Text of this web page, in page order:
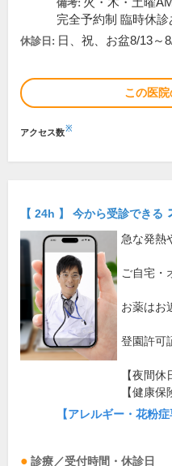
備考:
完全予約制 臨時休診
休診日: 日、祝、お盆8/13～
この医
アクセス数※
【 24h 】 今から受診できる
急な発熱
ご自宅・
お薬はお
登園許可
【夜間休
【健康保
【アレルギー・花粉
診療／受付時間・休診日